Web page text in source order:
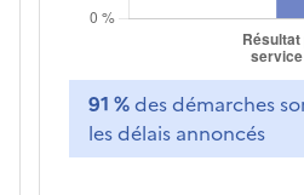
91 %des démarches
les délais annoncés